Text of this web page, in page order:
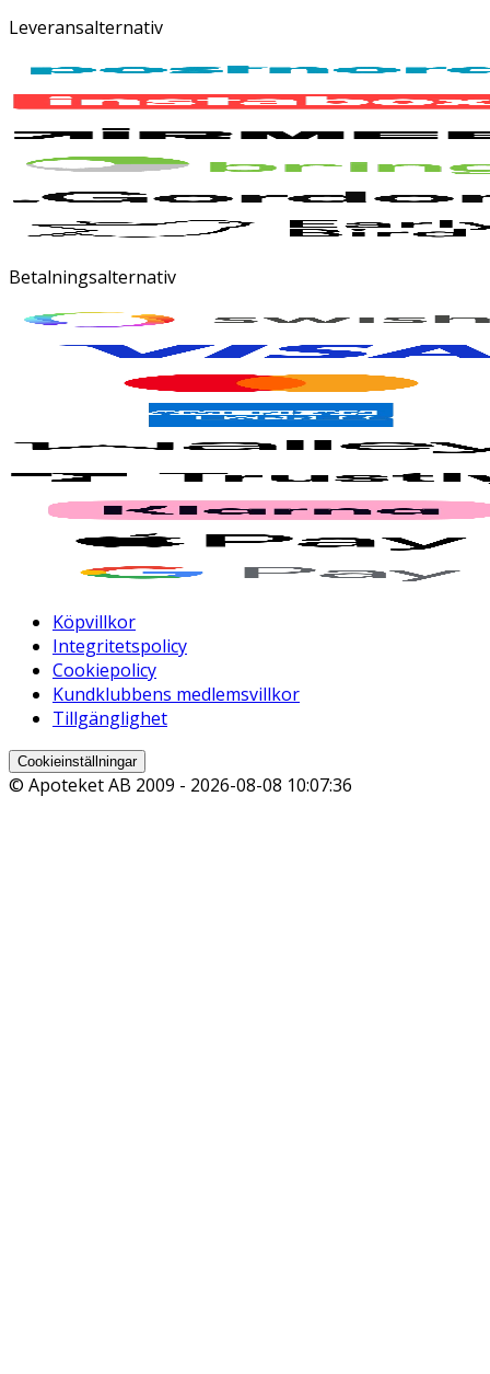
Leveransalternativ
Betalningsalternativ
Köpvillkor
Integritetspolicy
Cookiepolicy
Kundklubbens medlemsvillkor
Tillgänglighet
Cookieinställningar
© Apoteket AB 2009 - 2026-08-08 10:07:36